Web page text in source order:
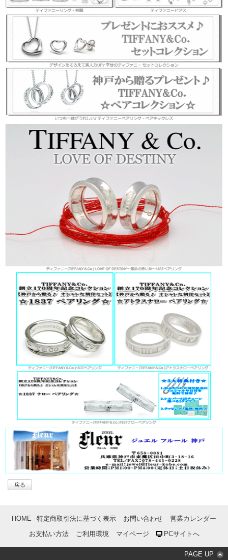
戻る
HOME 特定商取引法に基づく表示 お問い合わせ
営業カレンダー
お支払い方法
ご利用環境 マイページ PCサイトへ
PAGE UP